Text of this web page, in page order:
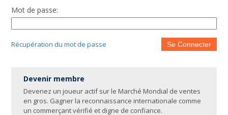
Mot de passe:
Récupération du mot de passe Se Connecter
Devenir membre
Devenez un joueur actif sur le Marché Mondial de ventes
en gros. Gagner la reconnaissance internationale comme
un commerçant vérifié et digne de confiance.